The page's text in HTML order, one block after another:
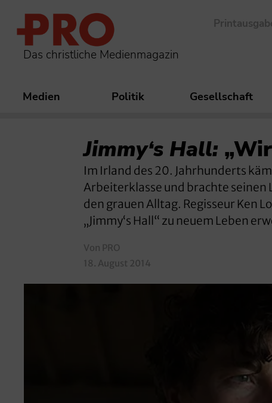
Das christliche Medienmagazin
Medien Politik Gesellschaft
Jimmy‘s Hall:
Im Irland des 20. Jahrhunderts
Arbeiterklasse und brachte seinen
den grauen Alltag. Regisseur Ken
„Jimmy‘s Hall“ zu neuem Leben
Von PRO
18. August 2014